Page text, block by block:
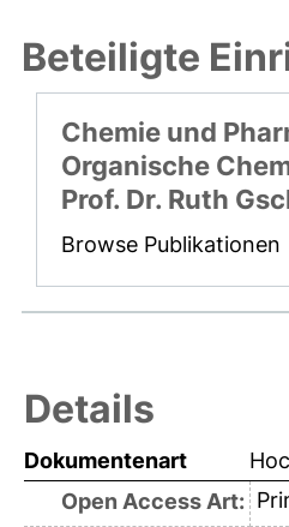
Beteiligte
Chemie und
Organische
Prof. Dr. Ruth
Browse Publikationen
Details
Dokumentenart
Open Access Art: